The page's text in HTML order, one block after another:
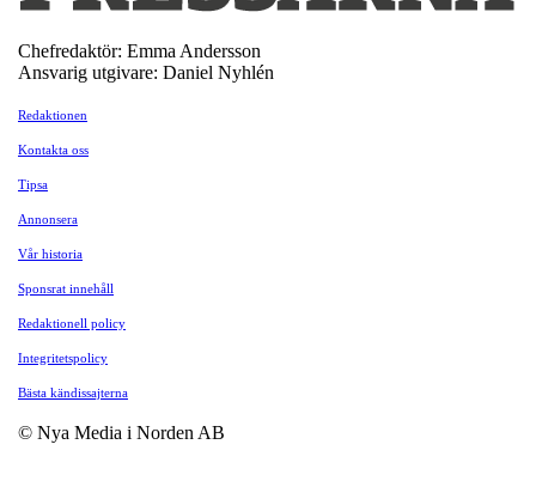
Chefredaktör: Emma Andersson
Ansvarig utgivare: Daniel Nyhlén
Redaktionen
Kontakta oss
Tipsa
Annonsera
Vår historia
Sponsrat innehåll
Redaktionell policy
Integritetspolicy
Bästa kändissajterna
© Nya Media i Norden AB